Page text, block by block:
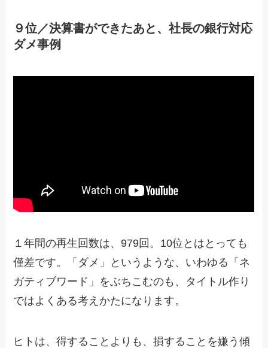
９位／決算書ができたあと、社長の銀行対応
ダメ事例
１年間の再生回数は、979回。10位とはとっても
僅差です。「ダメ」というような、いわゆる「ネ
ガティブワード」をぶちこむのも、タイトル作り
ではよくある考えかたになります。
ヒトは、得することよりも、損することを嫌う傾